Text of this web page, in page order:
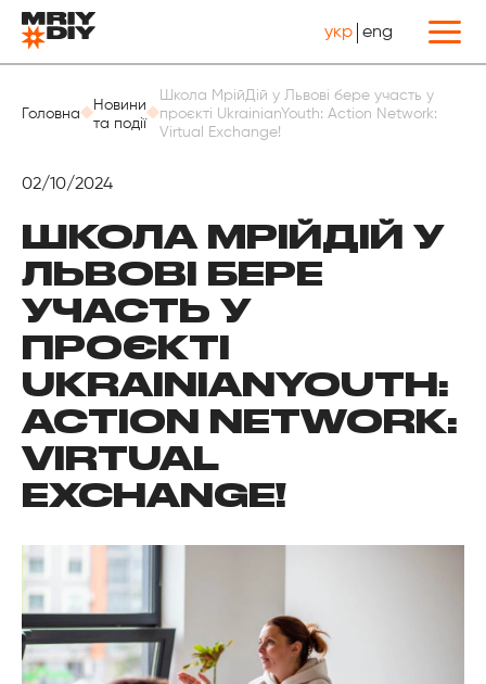
укр eng
Головна
Новини
та події
Школа МрійДій у Львові бере участь у
проєкті UkrainianYouth: Action Network:
Virtual Exchange!
02/10/2024
ШКОЛА МРІЙДІЙ У
ЛЬВОВІ БЕРЕ
УЧАСТЬ У
ПРОЄКТІ
UKRAINIANYOUTH:
ACTION NETWORK:
VIRTUAL
EXCHANGE!